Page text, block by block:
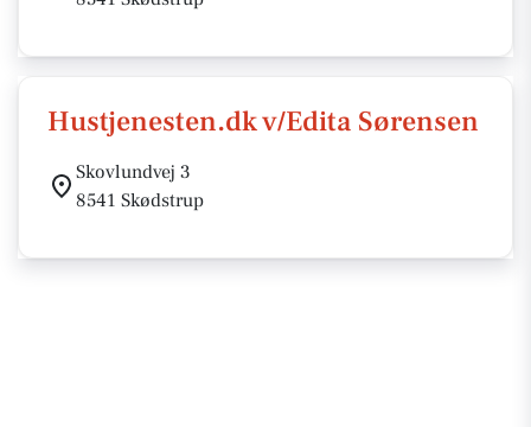
Hustjenesten.dk v/Edita Sørensen
Skovlundvej 3
8541 Skødstrup